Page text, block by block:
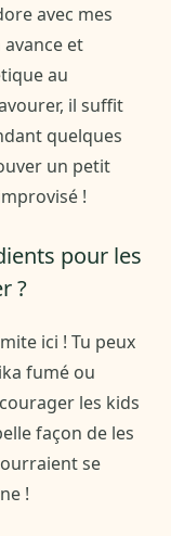
avec mes
et
au
il suffit
quelques
un petit
!
pour les
?
ici ! Tu peux
fumé ou
les kids
façon de les
se
!